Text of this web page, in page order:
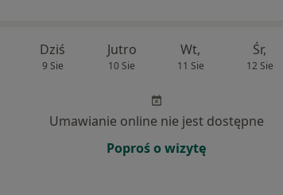
Dziś
9 Sie
Jutro
10 Sie
Wt,
11 Sie
Śr,
12 Sie
Umawianie online nie jest dostępne
Poproś o wizytę